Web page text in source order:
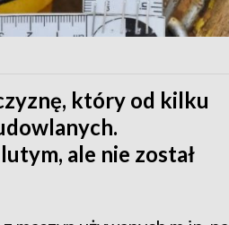
który od kilku
ale nie został